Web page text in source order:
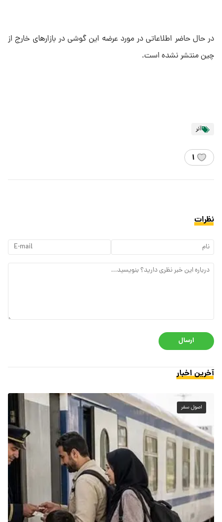
در حال حاضر اطلاعاتی در مورد عرضه این گوشی در بازارهای خارج از
چین منتشر نشده است.
آنر
۱
نظرات
ارسال
آخرین اخبار
اصول سفر